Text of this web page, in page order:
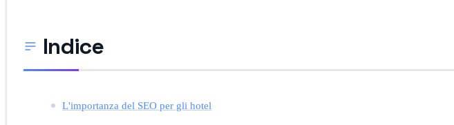
Indice
L'importanza del SEO per gli hotel